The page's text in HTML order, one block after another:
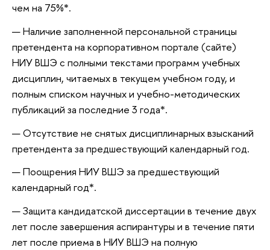
чем на 75%*.
Наличие заполненной персональной страницы
претендента на корпоративном портале (сайте)
НИУ ВШЭ с полными текстами программ учебных
дисциплин, читаемых в текущем учебном году, и
полным списком научных и учебно-методических
публикаций за последние 3 года*.
Отсутствие не снятых дисциплинарных взысканий
претендента за предшествующий календарный год.
Поощрения НИУ ВШЭ за предшествующий
календарный год*.
Защита кандидатской диссертации в течение двух
лет после завершения аспирантуры и в течение пяти
лет после приема в НИУ ВШЭ на полную